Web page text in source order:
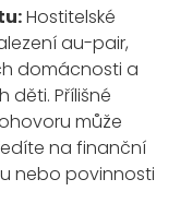
Hostitelské
au-pair,
domácnosti a
děti. Přílišné
může
na finanční
nebo povinnosti